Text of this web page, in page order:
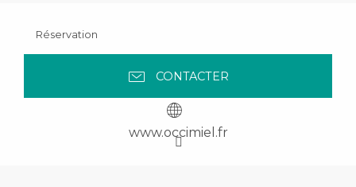
Réservation
CONTACTER
www.occimiel.fr